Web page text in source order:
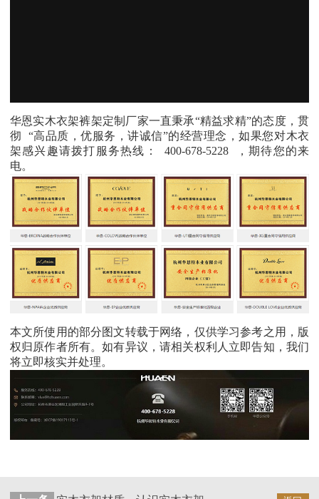
华恩实木衣架裤架定制厂家一直秉承“精益求精”的态度，贯
彻
“高品质，优服务，讲诚信”的经营理念，如果您对木衣
架感兴趣请拨打服务热线：
400-678-5228
，期待您的来
电。
本文所使用的部分图文转载于网络，仅供学习参考之用，版
权归原作者所有。如有异议，请相关权利人立即告知，我们
将立即核实并处理。